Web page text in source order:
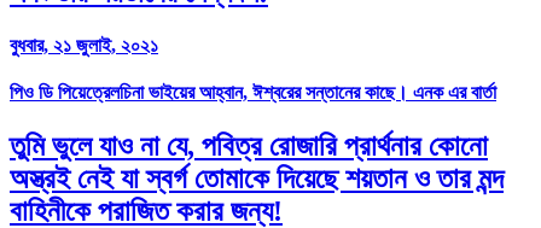
বুধবার, ২১ জুলাই, ২০২১
পিও ডি পিয়েত্রেলচিনা ভাইয়ের আহ্বান, ঈশ্বরের সন্তানের কাছে। এনক এর বার্তা
তুমি ভুলে যাও না যে, পবিত্র রোজারি প্রার্থনার কোনো
অস্ত্রই নেই যা স্বর্গ তোমাকে দিয়েছে শয়তান ও তার মন্দ
বাহিনীকে পরাজিত করার জন্য!